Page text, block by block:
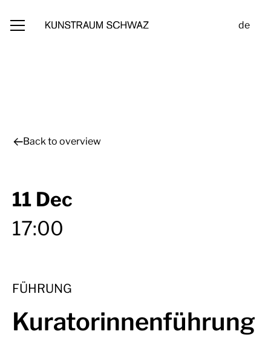
de
Back to overview
11 Dec
17:00
FÜHRUNG
Kuratorinnenführung